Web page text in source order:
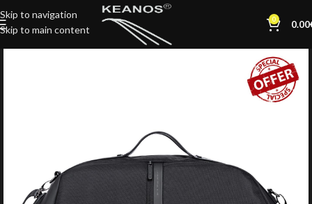
Skip to navigation
Skip to main content
0 0.00